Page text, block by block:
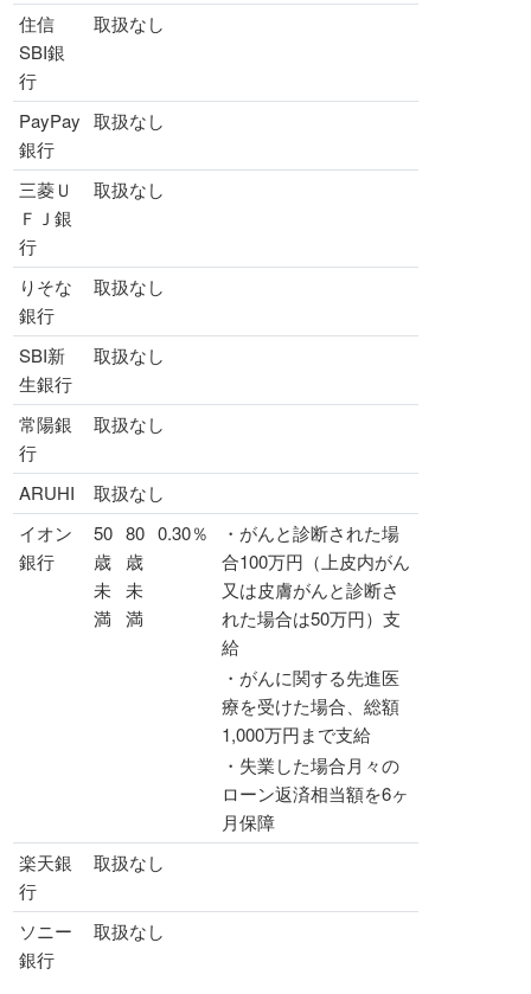
住信
SBI銀
行
取扱なし
PayPay
銀行
取扱なし
三菱Ｕ
ＦＪ銀
行
取扱なし
りそな
銀行
取扱なし
SBI新
生銀行
取扱なし
常陽銀
行
取扱なし
ARUHI
取扱なし
イオン
銀行
50
歳
未
満
80
歳
未
満
0.30％
・がんと診断された場
合100万円（上皮内がん
又は皮膚がんと診断さ
れた場合は50万円）支
給
・がんに関する先進医
療を受けた場合、総額
1,000万円まで支給
・失業した場合月々の
ローン返済相当額を6ヶ
月保障
楽天銀
行
取扱なし
ソニー
銀行
取扱なし